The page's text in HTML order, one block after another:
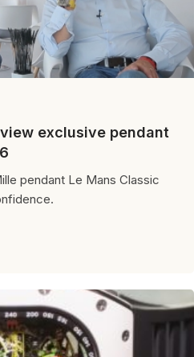
exclusive pendant
pendant Le Mans Classic